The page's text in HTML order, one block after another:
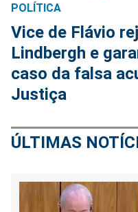
POLÍTICA
Vice de Flávio
Lindbergh e
caso da falsa
Justiça
ÚLTIMAS